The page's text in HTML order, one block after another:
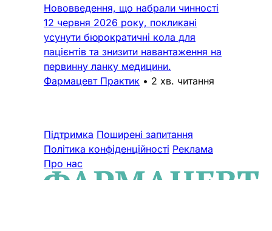
Нововведення, що набрали чинності
12 червня 2026 року, покликані
усунути бюрократичні кола для
пацієнтів та знизити навантаження на
первинну ланку медицини.
Фармацевт Практик • 2 хв. читання
Підтримка Поширені запитання
Політика конфіденційності Реклама
Про нас